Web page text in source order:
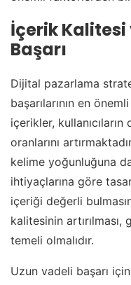
İçerik Kalitesi
Başarı
Dijital pazarlama
başarılarının en
içerikler,
oranlarını
kelime yoğunluğuna
ihtiyaçlarına göre
içeriği değerli
kalitesinin artırılması,
temeli olmalıdır.
Uzun vadeli başarı